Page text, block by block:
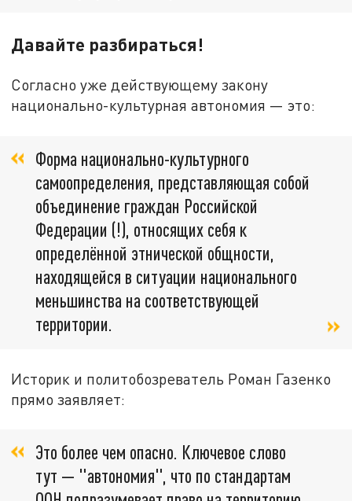
Давайте разбираться!
Согласно уже действующему закону
национально-культурная автономия — это:
Форма национально-культурного
самоопределения, представляющая собой
объединение граждан Российской
Федерации (!), относящих себя к
определённой этнической общности,
находящейся в ситуации национального
меньшинства на соответствующей
территории.
Историк и политобозреватель Роман Газенко
прямо заявляет:
Это более чем опасно. Ключевое слово
тут — "автономия", что по стандартам